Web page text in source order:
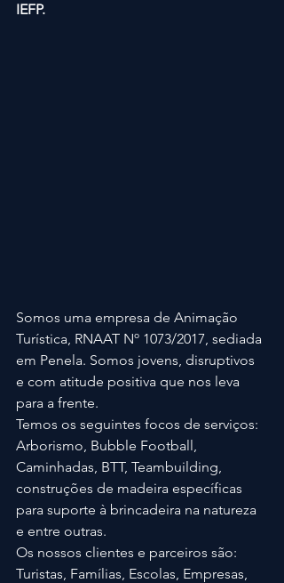
IEFP.
Somos uma empresa de Animação
Turística, RNAAT Nº 1073/2017, sediada
em Penela. Somos jovens, disruptivos
e com atitude positiva que nos leva
para a frente.
Temos os seguintes focos de serviços:
Arborismo, Bubble Football,
Caminhadas, BTT, Teambuilding,
construções de madeira específicas
para suporte à brincadeira na natureza
e entre outras.
Os nossos clientes e parceiros são:
Turistas, Famílias, Escolas, Empresas,